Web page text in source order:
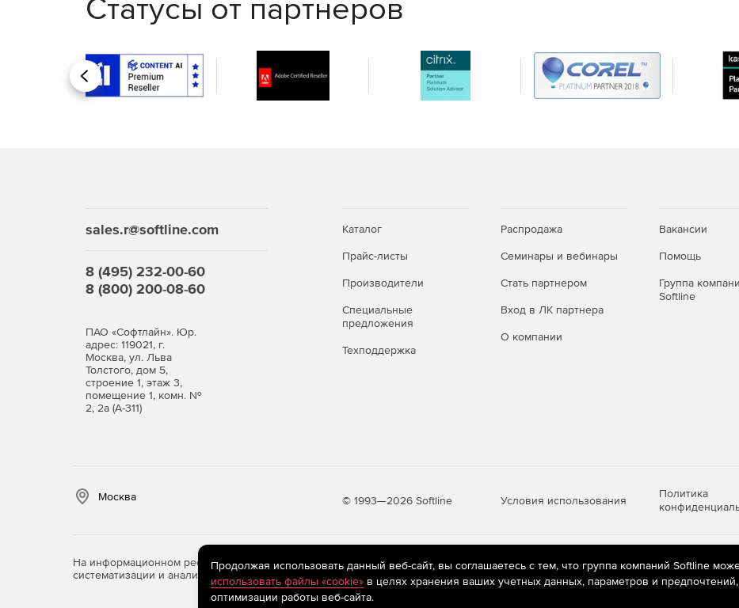
Статусы от партнеров
Назад
sales.r@softline.com
8 (495) 232-00-60
8 (800) 200-08-60
ПАО «Софтлайн». Юр.
адрес: 119021, г.
Москва, ул. Льва
Толстого, дом 5,
строение 1, этаж 3,
помещение 1, комн. №
2, 2а (А-311)
Каталог
Прайс-листы
Производители
Специальные
предложения
Техподдержка
Распродажа
Семинары и вебинары
Стать партнером
Вход в ЛК партнера
О компании
Вакансии
Помощь
Группа
Softline
Москва © 1993—2026 Softline Условия использования
Политика
На информационном ресурсе store.softline.ru применяютсярекомендательные технологии(информационные технологии
систематизации и анализа сведений, относящихся к предпочтениям пользователей сети «Интернет», находящихся на
Продолжая использовать данный веб-сайт, вы соглашаетесь с тем, что группа компаний Softline
использовать файлы «cookie»в целях хранения ваших учетных данных, параметров и предпочтений,
оптимизации работы веб-сайта.